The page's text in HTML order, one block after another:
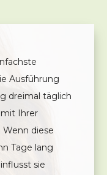
Ausführung
dreimal täglich
Ihrer
diese
Tage lang
sie